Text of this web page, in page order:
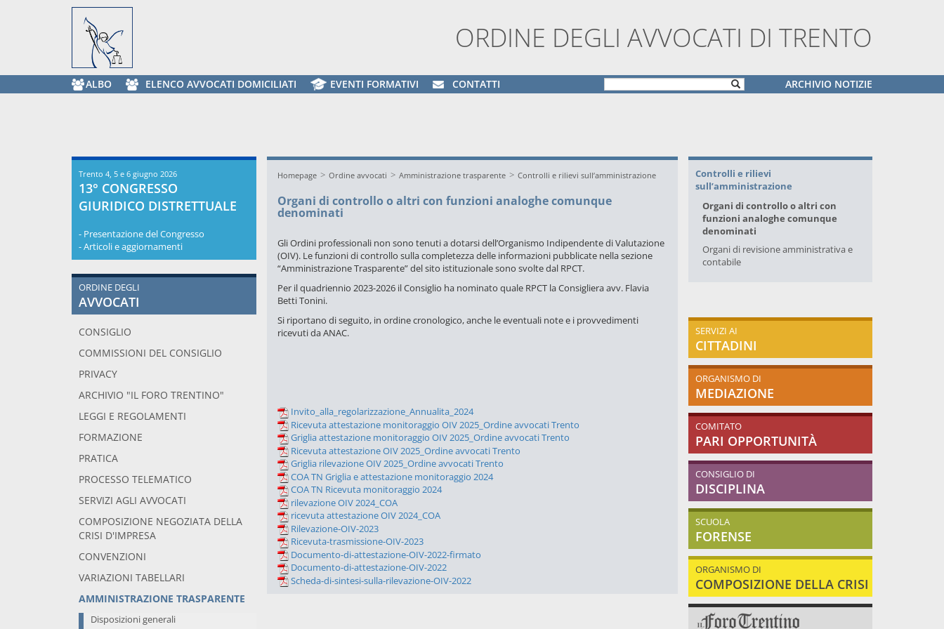
ORDINE DEGLI AVVOCATI DI TRENTO
ALBO ELENCO AVVOCATI DOMICILIATI EVENTI FORMATIVI CONTATTI ARCHIVIO NOTIZIE
Trento 4, 5 e 6 giugno 2026
13° CONGRESSO
GIURIDICO DISTRETTUALE
- Presentazione del Congresso
- Articoli e aggiornamenti
ORDINE DEGLI
AVVOCATI
CONSIGLIO
COMMISSIONI DEL CONSIGLIO
PRIVACY
ARCHIVIO "IL FORO TRENTINO"
LEGGI E REGOLAMENTI
FORMAZIONE
PRATICA
PROCESSO TELEMATICO
SERVIZI AGLI AVVOCATI
COMPOSIZIONE NEGOZIATA DELLA
CRISI D'IMPRESA
CONVENZIONI
VARIAZIONI TABELLARI
AMMINISTRAZIONE TRASPARENTE
Disposizioni generali
Homepage > Ordine avvocati > Amministrazione trasparente > Controlli e rilievi sull’amministrazione
Organi di controllo o altri con funzioni analoghe comunque
denominati
Gli Ordini professionali non sono tenuti a dotarsi dell’Organismo Indipendente di Valutazione
(OIV). Le funzioni di controllo sulla completezza delle informazioni pubblicate nella sezione
“Amministrazione Trasparente” del sito istituzionale sono svolte dal RPCT.
Per il quadriennio 2023-2026 il Consiglio ha nominato quale RPCT la Consigliera avv. Flavia
Betti Tonini.
Si riportano di seguito, in ordine cronologico, anche le eventuali note e i provvedimenti
ricevuti da ANAC.
Invito_alla_regolarizzazione_Annualita_2024
Ricevuta attestazione monitoraggio OIV 2025_Ordine avvocati Trento
Griglia attestazione monitoraggio OIV 2025_Ordine avvocati Trento
Ricevuta attestazione OIV 2025_Ordine avvocati Trento
Griglia rilevazione OIV 2025_Ordine avvocati Trento
COA TN Griglia e attestazione monitoraggio 2024
COA TN Ricevuta monitoraggio 2024
rilevazione OIV 2024_COA
ricevuta attestazione OIV 2024_COA
Rilevazione-OIV-2023
Ricevuta-trasmissione-OIV-2023
Documento-di-attestazione-OIV-2022-firmato
Documento-di-attestazione-OIV-2022
Scheda-di-sintesi-sulla-rilevazione-OIV-2022
Controlli e rilievi
sull’amministrazione
Organi di controllo o altri con
funzioni analoghe comunque
denominati
Organi di revisione amministrativa e
contabile
SERVIZI AI
CITTADINI
ORGANISMO DI
MEDIAZIONE
COMITATO
PARI OPPORTUNITÀ
CONSIGLIO DI
DISCIPLINA
SCUOLA
FORENSE
ORGANISMO DI
COMPOSIZIONE DELLA CRISI